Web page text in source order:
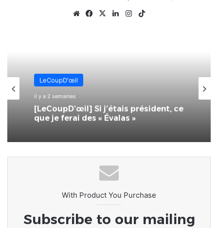
WebsiteFacebook
X LinkedinInstagram
LeCoupD'œil
il y a 2 semaines
[LeCoupD’œil] Si j’étais président, ce
que je ferai des « Évalas »
With Product You Purchase
Subscribe to our mailing